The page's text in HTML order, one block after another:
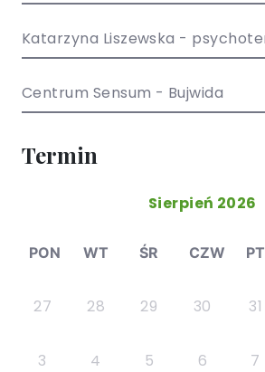
Centrum Sensum - Bujwida
Termin
Sierpień 2026
PON WT ŚR CZW PT
27 28 29 30 31
3 4 5 6 7